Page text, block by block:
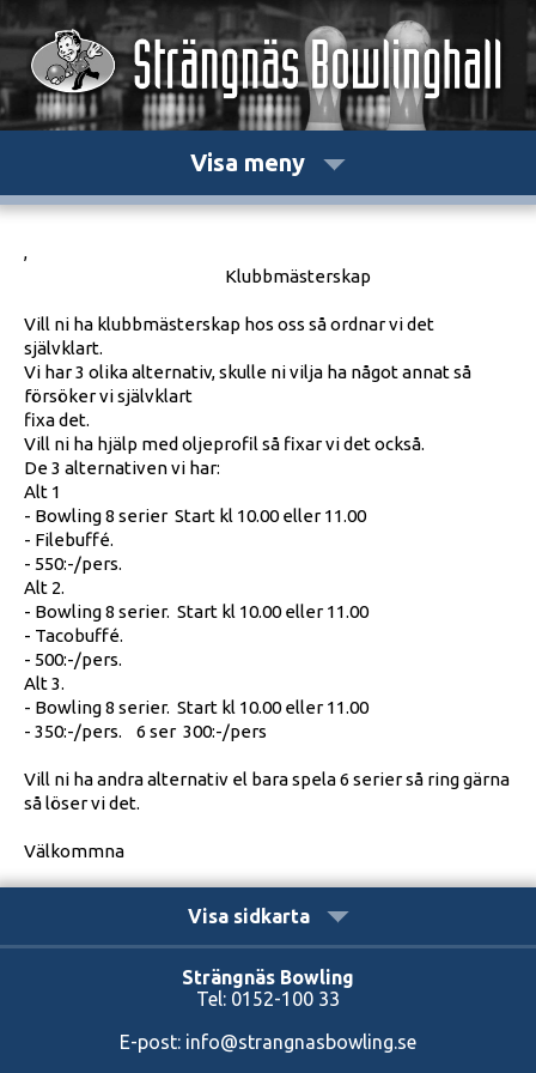
Visa meny
,
Klubbmästerskap
Vill ni ha klubbmästerskap hos oss så ordnar vi det
självklart.
Vi har 3 olika alternativ, skulle ni vilja ha något annat så
försöker vi självklart
fixa det.
Vill ni ha hjälp med oljeprofil så fixar vi det också.
De 3 alternativen vi har:
Alt 1
- Bowling 8 serier Start kl 10.00 eller 11.00
- Filebuffé.
- 550:-/pers.
Alt 2.
- Bowling 8 serier. Start kl 10.00 eller 11.00
- Tacobuffé.
- 500:-/pers.
Alt 3.
- Bowling 8 serier. Start kl 10.00 eller 11.00
- 350:-/pers. 6 ser 300:-/pers
Vill ni ha andra alternativ el bara spela 6 serier så ring gärna
så löser vi det.
Välkommna
Visa sidkarta
Strängnäs Bowling
Tel: 0152-100 33
E-post: info@strangnasbowling.se